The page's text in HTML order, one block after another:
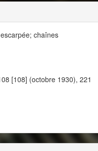
chaînes
[108] (octobre 1930), 221